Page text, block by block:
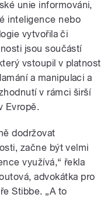
unie informováni,
inteligence nebo
vytvořila či
jsou součástí
vstoupil v platnost
a manipulaci a
v rámci širší
Evropě.
dodržovat
začne být velmi
využívá,“ řekla
advokátka pro
Stibbe. „A to